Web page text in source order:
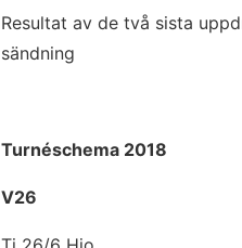
Resultat av de två sista
sändning
Turnéschema 2018
V26